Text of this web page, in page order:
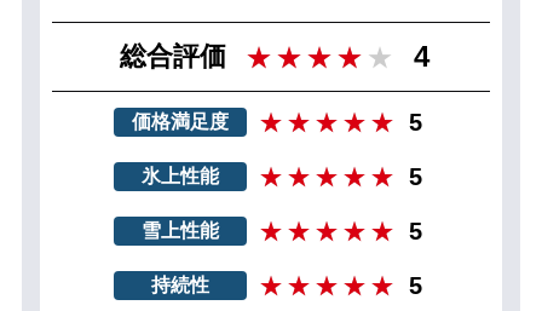
総合評価 4
価格満足度 5
氷上性能 5
雪上性能 5
持続性 5